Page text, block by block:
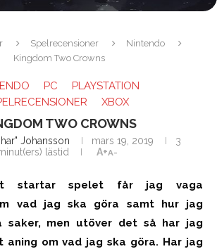
Spelrecensioner
Nintendo
Kingdom Two Crowns
PC
PLAYSTATION
XBOX
TWO CROWNS
Johansson mars 19, 2019
3
lästid
A+A-
startar spelet får jag vaga
vad jag ska göra samt hur jag
saker, men utöver det så har jag
aning om vad jag ska göra. Har jag